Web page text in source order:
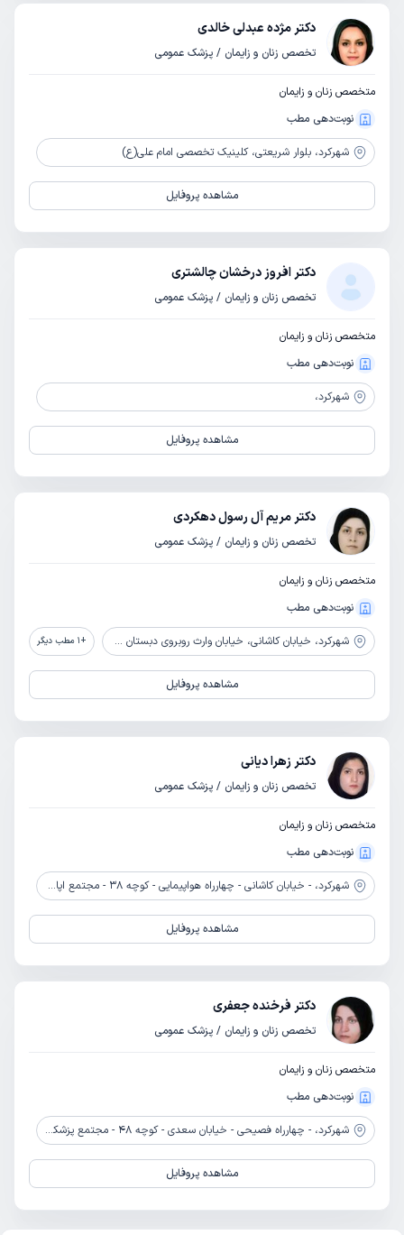
دکتر مژده عبدلی خالدی
تخصص زنان و زایمان / پزشک عمومی
متخصص زنان و زایمان
نوبت‌دهی مطب
شهرکرد، بلوار شریعتی، کلینیک تخصصی امام علی(ع)
مشاهده پروفایل
دکتر افروز درخشان چالشتری
تخصص زنان و زایمان / پزشک عمومی
متخصص زنان و زایمان
نوبت‌دهی مطب
شهرکرد،
مشاهده پروفایل
دکتر مریم آل رسول دهکردی
تخصص زنان و زایمان / پزشک عمومی
متخصص زنان و زایمان
نوبت‌دهی مطب
شهرکرد، خیابان کاشانی، خیابان وارث روبروی دبستان فروغ +
1 مطب دیگر
مشاهده پروفایل
دکتر زهرا دیانی
تخصص زنان و زایمان / پزشک عمومی
متخصص زنان و زایمان
نوبت‌دهی مطب
شهرکرد، - خیابان کاشانی - چهارراه هواپیمایی - کوچه 38 - مجتمع اپال - طبقه سوم - بالای داروخانه دکتر فاطمه مومنی
مشاهده پروفایل
دکتر فرخنده جعفری
تخصص زنان و زایمان / پزشک عمومی
متخصص زنان و زایمان
نوبت‌دهی مطب
شهرکرد، - چهارراه فصیحی - خیابان سعدی - کوچه 48 - مجتمع پزشکی مادر
مشاهده پروفایل